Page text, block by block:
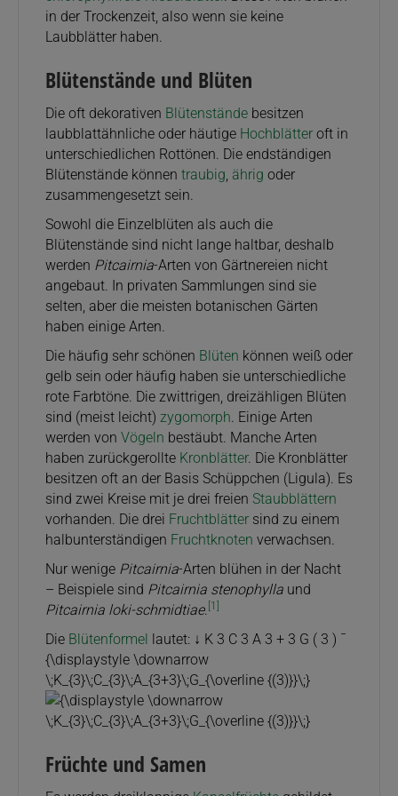
in der Trockenzeit, also wenn sie keine
Laubblätter haben.
Blütenstände und Blüten
Die oft dekorativen Blütenstände besitzen
laubblattähnliche oder häutige Hochblätter oft in
unterschiedlichen Rottönen. Die endständigen
Blütenstände können traubig, ährig oder
zusammengesetzt sein.
Sowohl die Einzelblüten als auch die
Blütenstände sind nicht lange haltbar, deshalb
werden Pitcairnia-Arten von Gärtnereien nicht
angebaut. In privaten Sammlungen sind sie
selten, aber die meisten botanischen Gärten
haben einige Arten.
Die häufig sehr schönen Blüten können weiß oder
gelb sein oder häufig haben sie unterschiedliche
rote Farbtöne. Die zwittrigen, dreizähligen Blüten
sind (meist leicht) zygomorph. Einige Arten
werden von Vögeln bestäubt. Manche Arten
haben zurückgerollte Kronblätter. Die Kronblätter
besitzen oft an der Basis Schüppchen (Ligula). Es
sind zwei Kreise mit je drei freien Staubblättern
vorhanden. Die drei Fruchtblätter sind zu einem
halbunterständigen Fruchtknoten verwachsen.
Nur wenige Pitcairnia-Arten blühen in der Nacht
– Beispiele sind Pitcairnia stenophylla und
Pitcairnia loki-schmidtiae. [1]
Die Blütenformel lautet: ↓ K 3 C 3 A 3 + 3 G ( 3 ) ¯
{\displaystyle \downarrow
\;K_{3}\;C_{3}\;A_{3+3}\;G_{\overline {(3)}}\;}
Früchte und Samen